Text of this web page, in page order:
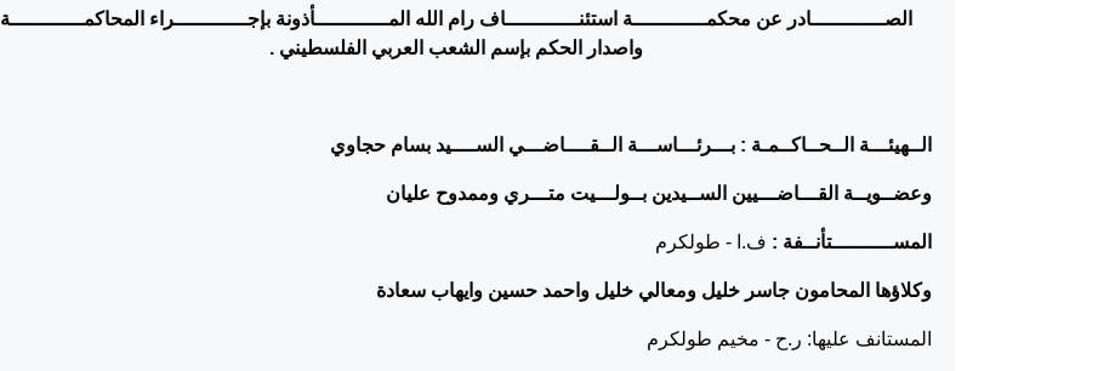
الصــــــــــــادر عن محكمــــــــــــة استئنــــــــــــاف رام الله المــــــــــــأذونة بإجــــــــــــراء المحاكمــــــــــــة
واصدار الحكم بإسم الشعب العربي الفلسطيني .
الــهيئـــة الــحــاكــمـة : بـــرئـــاســـة الــقــــاضـــي الســــيد بسام حجاوي
وعضــويــة القـــاضـــيين الســيدين بــولـــيت متـــري وممدوح عليان
المســــــــــتأنــفة : ف.ا - طولكرم
وكلاؤها المحامون جاسر خليل ومعالي خليل واحمد حسين وايهاب سعادة
المستانف عليها: ر.ح - مخيم طولكرم